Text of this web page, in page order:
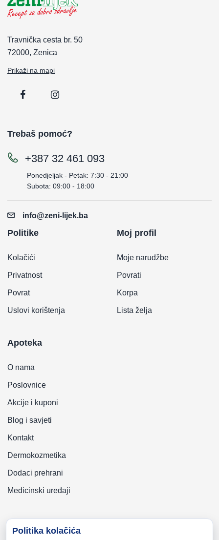
Travnička cesta br. 50
72000, Zenica
Prikaži na mapi
Trebaš pomoć?
+387 32 461 093
Ponedjeljak - Petak: 7:30 - 21:00
Subota: 09:00 - 18:00
info@zeni-lijek.ba
Politike
Kolačići
Privatnost
Povrat
Uslovi korištenja
Moj profil
Moje narudžbe
Povrati
Korpa
Lista želja
Apoteka
O nama
Poslovnice
Akcije i kuponi
Blog i savjeti
Kontakt
Dermokozmetika
Dodaci prehrani
Medicinski uređaji
Politika kolačića